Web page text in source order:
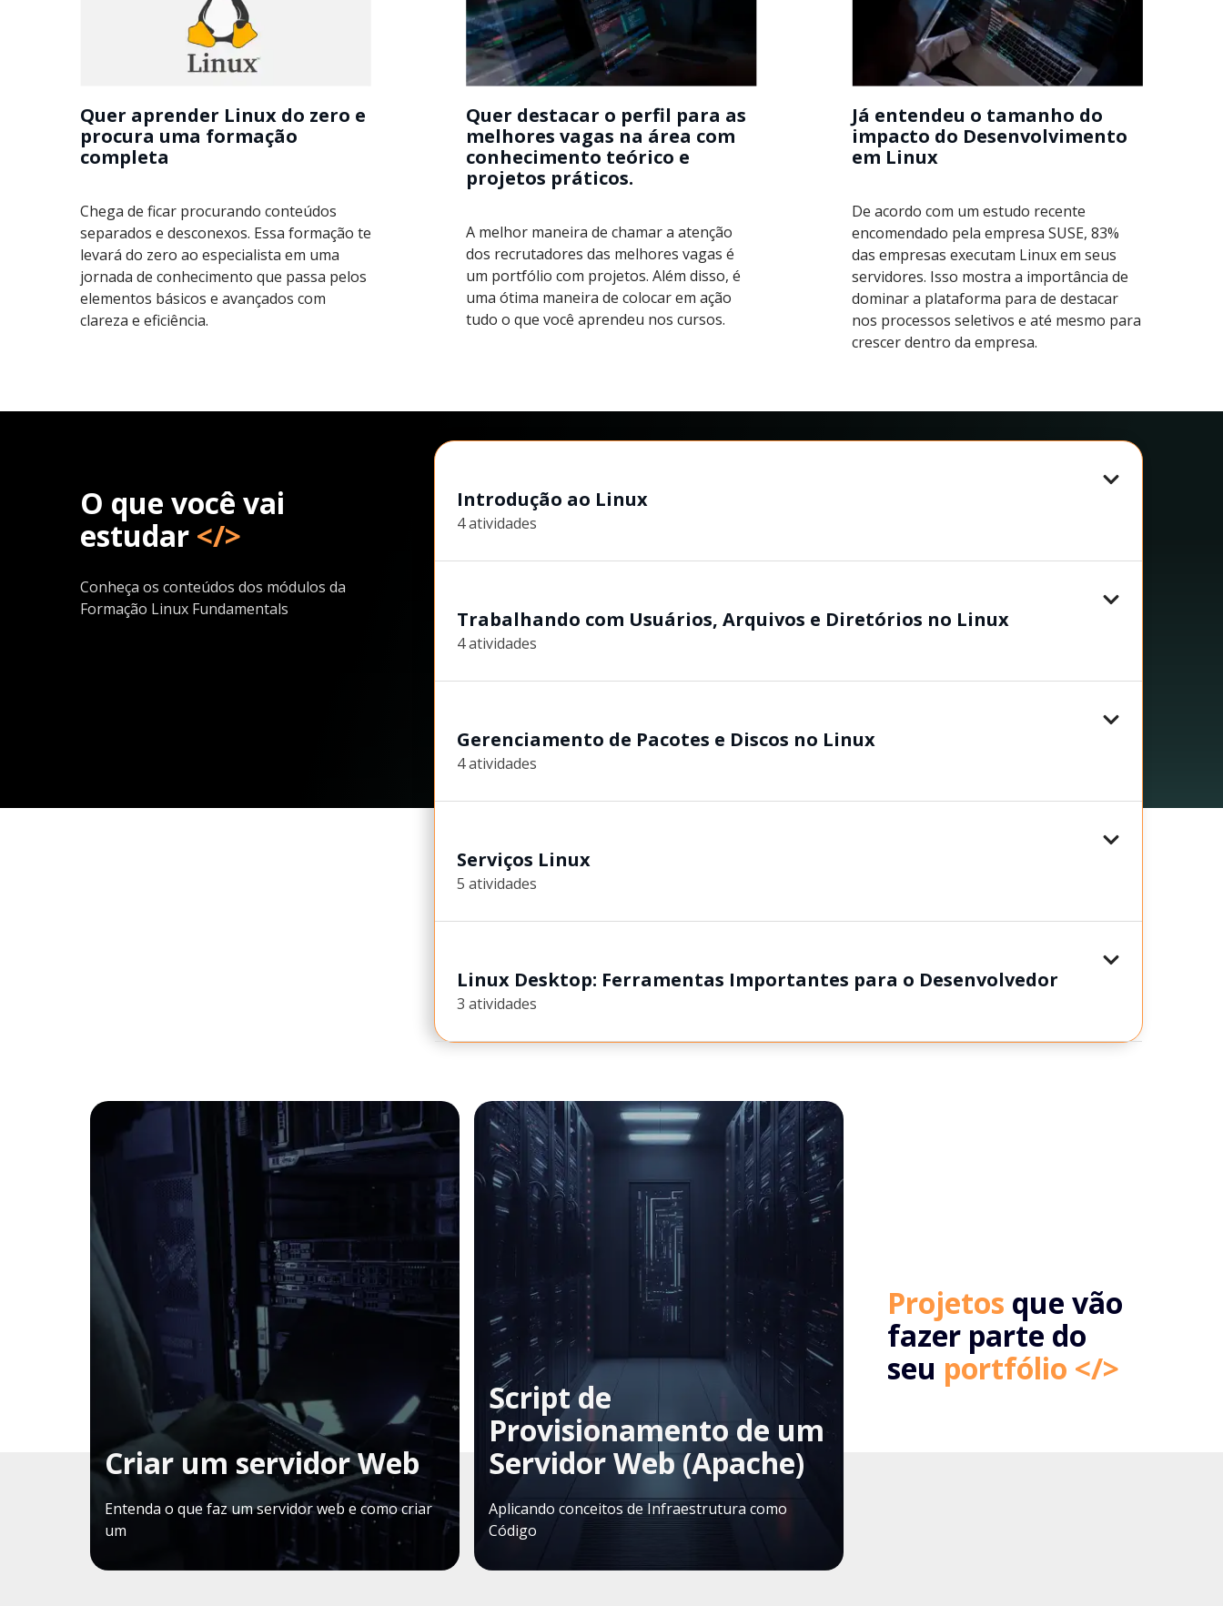
Quer aprender Linux do zero e
procura uma formação
completa
Chega de ficar procurando conteúdos
separados e desconexos. Essa formação te
levará do zero ao especialista em uma
jornada de conhecimento que passa pelos
elementos básicos e avançados com
clareza e eficiência.
Quer destacar o perfil para as
melhores vagas na área com
conhecimento teórico e
projetos práticos.
A melhor maneira de chamar a atenção
dos recrutadores das melhores vagas é
um portfólio com projetos. Além disso, é
uma ótima maneira de colocar em ação
tudo o que você aprendeu nos cursos.
Já entendeu o tamanho do
impacto do Desenvolvimento
em Linux
De acordo com um estudo recente
encomendado pela empresa SUSE, 83%
das empresas executam Linux em seus
servidores. Isso mostra a importância de
dominar a plataforma para de destacar
nos processos seletivos e até mesmo para
crescer dentro da empresa.
O que você vai
estudar </>
Conheça os conteúdos dos módulos da
Formação Linux Fundamentals
Introdução ao Linux
4 atividades
Trabalhando com Usuários, Arquivos e Diretórios no Linux
4 atividades
Gerenciamento de Pacotes e Discos no Linux
4 atividades
Serviços Linux
5 atividades
Linux Desktop: Ferramentas Importantes para o Desenvolvedor
3 atividades
Projetos que vão
fazer parte do
seu portfólio </>
Criar um servidor Web
Entenda o que faz um servidor web e como criar
um
Script de
Provisionamento de um
Servidor Web (Apache)
Aplicando conceitos de Infraestrutura como
Código